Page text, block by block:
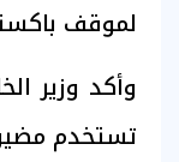
لموقف
وأكد وزير
تستخدم